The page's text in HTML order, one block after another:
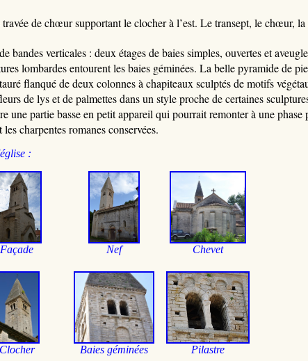
de chœur supportant le clocher à l’est. Le transept, le chœur,
bandes verticales : deux étages de baies simples, ouvertes et
lombardes entourent les baies géminées. La belle pyramide de
flanqué de deux colonnes à chapiteaux sculptés de motifs
de lys et de palmettes dans un style proche de certaines
une partie basse en petit appareil qui pourrait remonter à une phase
charpentes romanes conservées.
:
Façade Nef Chevet
Clocher Baies géminées Pilastre